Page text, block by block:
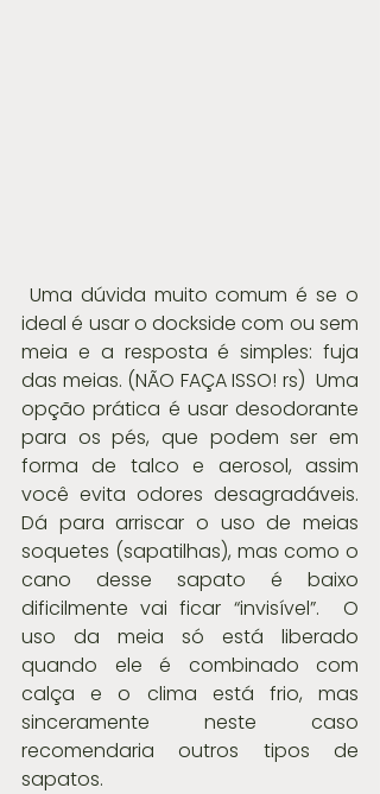
ideal é usar o dockside com ou sem
meia e a resposta é simples: fuja
das meias. (NÃO FAÇA ISSO! rs)  Uma
opção prática é usar desodorante
para os pés, que podem ser em
forma de talco e aerosol, assim
você evita odores desagradáveis.
Dá para arriscar o uso de meias
soquetes (sapatilhas), mas como o
cano desse sapato é baixo
dificilmente vai ficar “invisível”.  O
uso da meia só está liberado
quando ele é combinado com
calça e o clima está frio, mas
sinceramente neste caso
recomendaria outros tipos de
sapatos.